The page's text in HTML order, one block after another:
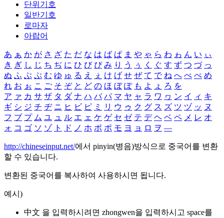
단위기호
일반기호
로마자
아랍어
あ ぁ か が さ ざ た だ な は ば ぱ ま や ゃ ら わ ゎ ん い ぃ
き ぎ し じ ち ぢ に ひ び ぴ み り う ぅ く ぐ す ず つ づ っ
ぬ ふ ぶ ぷ む ゆ ゅ る え ぇ け げ せ ぜ て で ね へ べ ぺ め
れ お ぉ こ ご そ ぞ と ど の ほ ぼ ぽ も よ ょ ろ を
ア ァ カ サ ザ タ ダ ナ ハ バ パ マ ヤ ャ ラ ワ ヮ ン イ ィ キ
ギ シ ジ チ ヂ ニ ヒ ビ ピ ミ リ ウ ゥ ク グ ス ズ ツ ヅ ッ ヌ
フ ブ プ ム ユ ュ ル エ ェ ケ ゲ セ ゼ テ デ ヘ ベ ペ メ レ オ
ォ コ ゴ ソ ゾ ト ド ノ ホ ボ ポ モ ヨ ョ ロ ヲ ―
http://chineseinput.net/에서 pinyin(병음)방식으로 중국어를 변환
할 수 있습니다.
변환된 중국어를 복사하여 사용하시면 됩니다.
예시)
中文 을 입력하시려면 zhongwen을 입력하시고 space를